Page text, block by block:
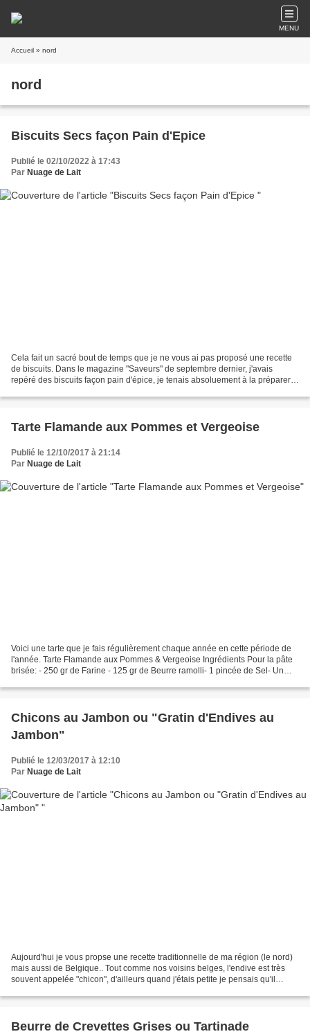
MENU
Accueil » nord
nord
Biscuits Secs façon Pain d'Epice
Publié le 02/10/2022 à 17:43
Par Nuage de Lait
Cela fait un sacré bout de temps que je ne vous ai pas proposé une recette
de biscuits. Dans le magazine "Saveurs" de septembre dernier, j'avais
repéré des biscuits façon pain d'épice, je tenais absoluement à la préparer
Tarte Flamande aux Pommes et Vergeoise
Publié le 12/10/2017 à 21:14
Par Nuage de Lait
Voici une tarte que je fais régulièrement chaque année en cette période de
l'année. Tarte Flamande aux Pommes & Vergeoise Ingrédients Pour la pâte
brisée: - 250 gr de Farine - 125 gr de Beurre ramolli- 1 pincée de Sel- Un
Chicons au Jambon ou "Gratin d'Endives au
Jambon"
Publié le 12/03/2017 à 12:10
Par Nuage de Lait
Aujourd'hui je vous propse une recette traditionnelle de ma région (le nord)
mais aussi de Belgique.. Tout comme nos voisins belges, l'endive est très
souvent appelée "chicon", d'ailleurs quand j'étais petite je pensais qu'il
Beurre de Crevettes Grises ou Tartinade